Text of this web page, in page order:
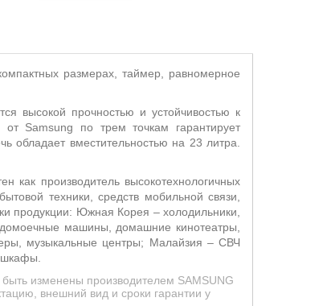
размерах, таймер, равномерное
высокой прочностью и устойчивостью к
от Samsung по трем точкам гарантирует
обладает вместительностью на 23 литра.
как производитель высокотехнологичных
техники, средств мобильной связи,
продукции: Южная Корея – холодильники,
машины, домашние кинотеатры,
музыкальные центры; Малайзия – СВЧ
изменены производителем SAMSUNG
внешний вид и сроки гарантии у